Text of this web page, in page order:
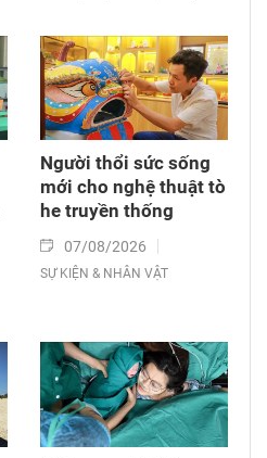
Người thổi sức sống
mới cho nghệ thuật tò
he truyền thống
07/08/2026
SỰ KIỆN & NHÂN VẬT